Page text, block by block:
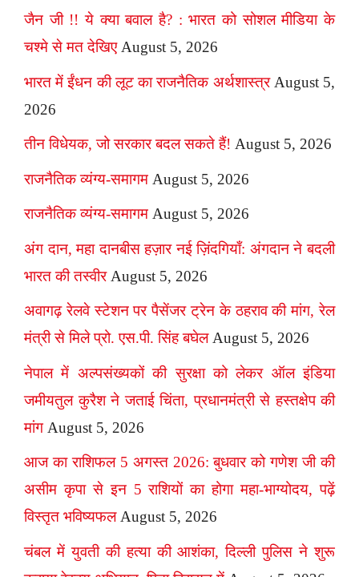
जैन जी !! ये क्या बवाल है? : भारत को सोशल मीडिया के
चश्मे से मत देखिए August 5, 2026
भारत में ईंधन की लूट का राजनैतिक अर्थशास्त्र August 5,
2026
तीन विधेयक, जो सरकार बदल सकते हैं! August 5, 2026
राजनैतिक व्यंग्य-समागम August 5, 2026
राजनैतिक व्यंग्य-समागम August 5, 2026
अंग दान, महा दानबीस हज़ार नई ज़िंदगियाँ: अंगदान ने बदली
भारत की तस्वीर August 5, 2026
अवागढ़ रेलवे स्टेशन पर पैसेंजर ट्रेन के ठहराव की मांग, रेल
मंत्री से मिले प्रो. एस.पी. सिंह बघेल August 5, 2026
नेपाल में अल्पसंख्यकों की सुरक्षा को लेकर ऑल इंडिया
जमीयतुल कुरैश ने जताई चिंता, प्रधानमंत्री से हस्तक्षेप की
मांग August 5, 2026
आज का राशिफल 5 अगस्त 2026: बुधवार को गणेश जी की
असीम कृपा से इन 5 राशियों का होगा महा-भाग्योदय, पढ़ें
विस्तृत भविष्यफल August 5, 2026
चंबल में युवती की हत्या की आशंका, दिल्ली पुलिस ने शुरू